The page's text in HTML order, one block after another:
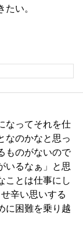
い。
なってそれを仕
なのかなと思っ
ものがないので
いるなぁ」と思
ことは仕事にし
辛い思いする
に困難を乗り越